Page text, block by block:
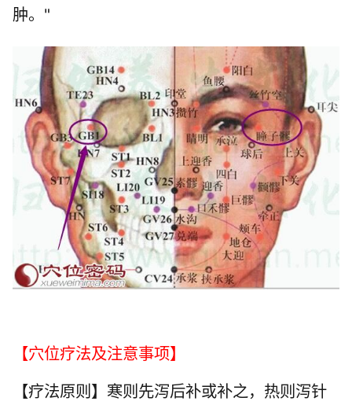
肿。"
【穴位疗法及注意事项】
【疗法原则】寒则先泻后补或补之，热则泻针